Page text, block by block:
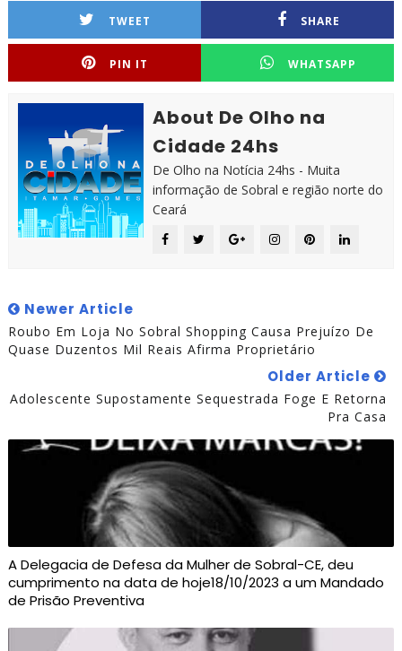
TWEET SHARE
PIN IT WHATSAPP
About De Olho na
Cidade 24hs
De Olho na Notícia 24hs - Muita
informação de Sobral e região norte do
Ceará
Newer Article
Roubo Em Loja No Sobral Shopping Causa Prejuízo De
Quase Duzentos Mil Reais Afirma Proprietário
Older Article
Adolescente Supostamente Sequestrada Foge E Retorna
Pra Casa
A Delegacia de Defesa da Mulher de Sobral-CE, deu
cumprimento na data de hoje18/10/2023 a um Mandado
de Prisão Preventiva